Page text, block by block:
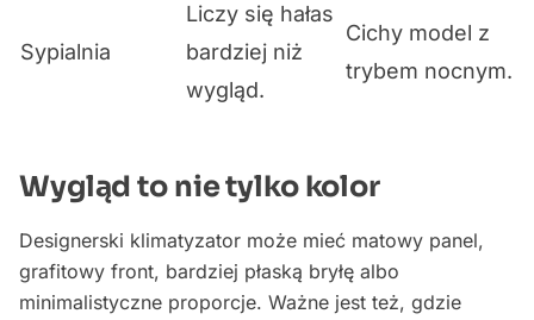
Sypialnia
Liczy się hałas
bardziej niż
wygląd.
Cichy model z
trybem nocnym.
Wygląd to nie tylko kolor
Designerski klimatyzator może mieć matowy panel,
grafitowy front, bardziej płaską bryłę albo
minimalistyczne proporcje. Ważne jest też, gdzie